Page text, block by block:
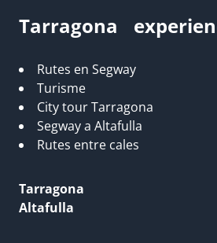
Tarragona
Rutes en Segway
Turisme
City tour Tarragona
Segway a Altafulla
Rutes entre cales
Tarragona
Altafulla